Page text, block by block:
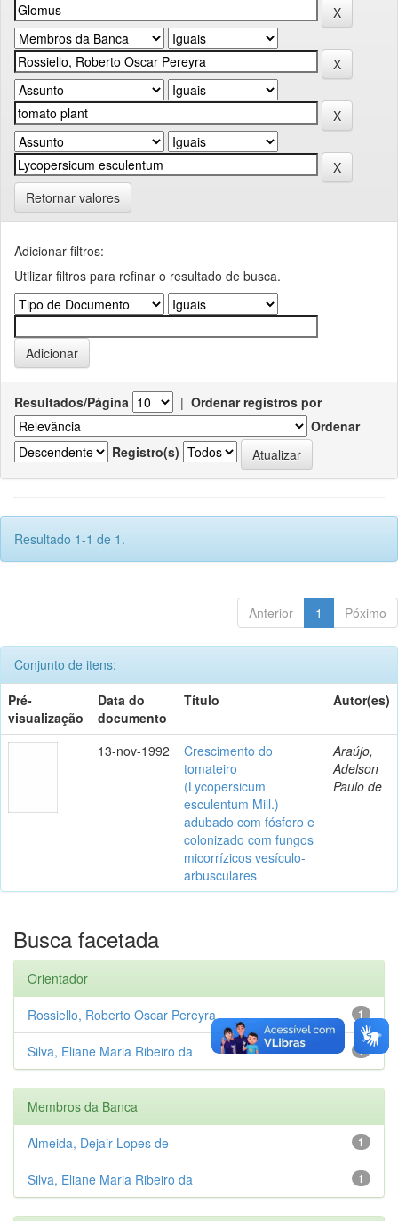
Retornar valores
Adicionar filtros:
Utilizar filtros para refinar o resultado de busca.
Resultados/Página | Ordenar registros por
Ordenar
Registro(s)
Resultado 1-1 de 1.
Anterior 1 Póximo
Conjunto de itens:
Pré-
visualização
Data do
documento
Título Autor(es)
13-nov-1992
Crescimento do
tomateiro
(Lycopersicum
esculentum Mill.)
adubado com fósforo e
colonizado com fungos
micorrízicos vesículo-
arbusculares
Araújo,
Adelson
Paulo de
Busca facetada
Orientador
1
Rossiello, Roberto Oscar Pereyra
1
Silva, Eliane Maria Ribeiro da
Membros da Banca
1
Almeida, Dejair Lopes de
1
Silva, Eliane Maria Ribeiro da